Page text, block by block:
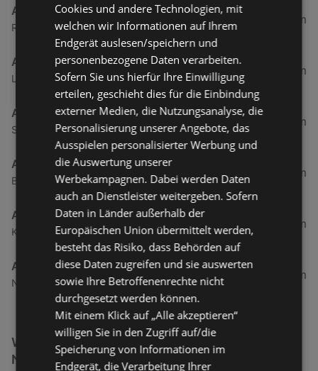
ADEG
Rheinstraße 1, 6974 Gaissau
0,5 km
ADEG
Landstraße 50, 6973 Hoechst
2,69 km
ADEG
Schendlingerstraße 32a, 6900 Bregenz
9,73 km
ADEG
Bundesstraße 103 a, 6923 Lauterach
9,94 km
ADEG
Kellhofstraße 8, 6922 Wolfurt
11,67 km
ADEG
Neue Landstraße 23, 6841 Maeder
13,31 km
Weitere Getränke & Lebensmittel Filialen in der
Nähe
Cookies und andere Technologien, mit
welchen wir Informationen auf Ihrem
Endgerät auslesen/speichern und
personenbezogene Daten verarbeiten.
Sofern Sie uns hierfür Ihre Einwilligung
erteilen, geschieht dies für die Einbindung
externer Medien, die Nutzungsanalyse, die
Personalisierung unserer Angebote, das
Ausspielen personalisierter Werbung und
die Auswertung unserer
Werbekampagnen. Dabei werden Daten
auch an Dienstleister weitergeben. Sofern
Daten in Länder außerhalb der
Europäischen Union übermittelt werden,
besteht das Risiko, dass Behörden auf
diese Daten zugreifen und sie auswerten
sowie Ihre Betroffenenrechte nicht
durchgesetzt werden können.
Mit einem Klick auf „Alle akzeptieren“
willigen Sie in den Zugriff auf/die
Speicherung von Informationen im
Endgerät, die Verarbeitung Ihrer